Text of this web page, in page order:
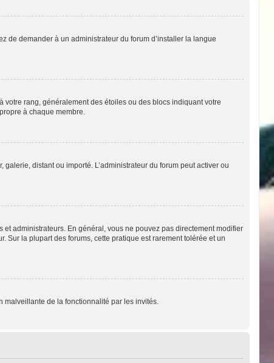
de demander à un administrateur du forum d’installer la langue
votre rang, généralement des étoiles ou des blocs indiquant votre
à chaque membre.
distant ou importé. L’administrateur du forum peut activer ou
administrateurs. En général, vous ne pouvez pas directement modifier
Sur la plupart des forums, cette pratique est rarement tolérée et un
malveillante de la fonctionnalité par les invités.